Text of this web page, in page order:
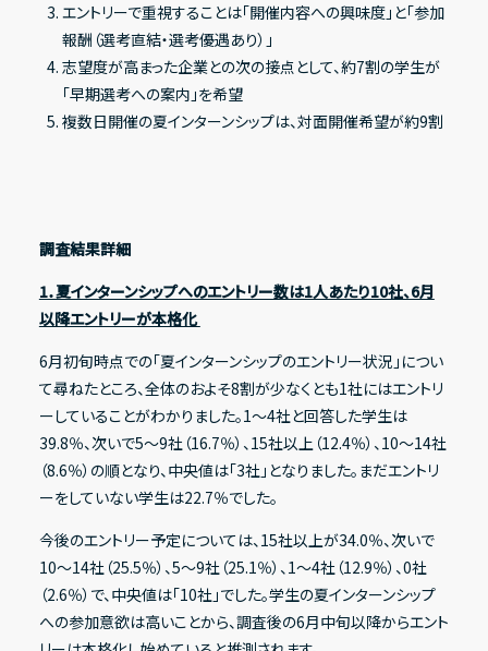
決算短信
決算説明資料
有価証券報告書
株式基本情報
株主総会資料
株価情報
その他
IRニュース
IRカレンダー
電子公告
FAQ
エントリーで重視することは「開催内容への興味度」と「参加
報酬（選考直結・選考優遇あり）」
志望度が高まった企業との次の接点として、約7割の学生が
「早期選考への案内」を希望
複数日開催の夏インターンシップは、対面開催希望が約9割
調査結果詳細
1．夏インターンシップへのエントリー数は1人あたり10社、6月
以降エントリーが本格化
6月初旬時点での「夏インターンシップのエントリー状況」につい
て尋ねたところ、全体のおよそ8割が少なくとも1社にはエントリ
ーしていることがわかりました。1〜4社と回答した学生は
39.8％、次いで5〜9社（16.7％）、15社以上（12.4％）、10〜14社
（8.6％）の順となり、中央値は「3社」となりました。まだエントリ
ーをしていない学生は22.7％でした。
今後のエントリー予定については、15社以上が34.0％、次いで
10〜14社（25.5％）、5〜9社（25.1％）、1〜4社（12.9％）、0社
（2.6％）で、中央値は「10社」でした。学生の夏インターンシップ
への参加意欲は高いことから、調査後の6月中旬以降からエント